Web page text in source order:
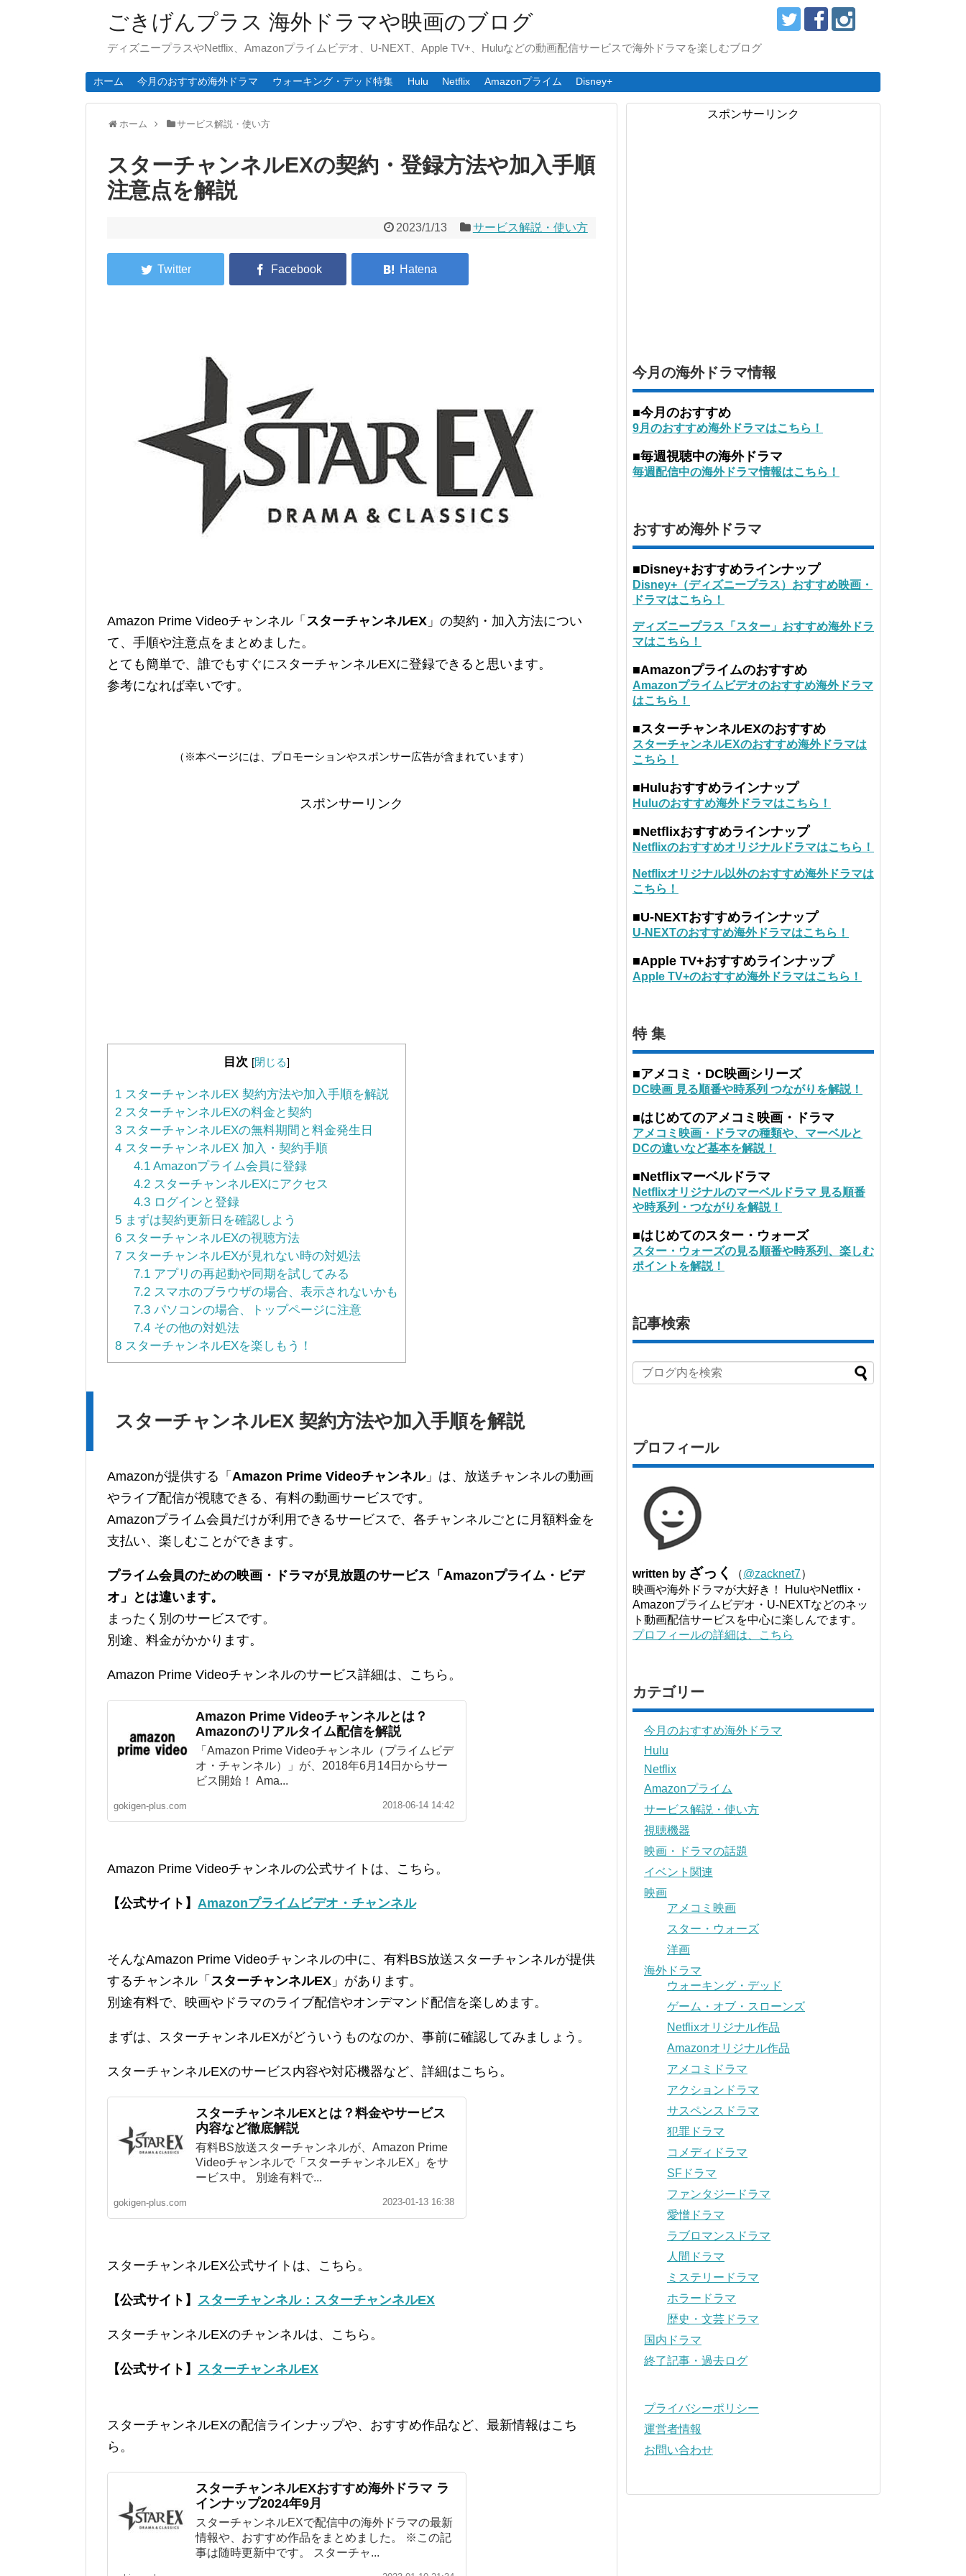
ごきげんプラス 海外ドラマや映画のブログ
ディズニープラスやNetflix、Amazonプライムビデオ、U-NEXT、Apple TV+、Huluなどの動画配信サービスで海外ドラマを楽しむブログ
ホーム 今月のおすすめ海外ドラマ ウォーキング・デッド特集 Hulu Netflix Amazonプライム Disney+
ホーム サービス解説・使い方
スターチャンネルEXの契約・登録方法や加入手順
注意点を解説
2023/1/13 サービス解説・使い方
Amazon Prime Videoチャンネル「 スターチャンネルEX 」の契約・加入方法につい
て、手順や注意点をまとめました。
とても簡単で、誰でもすぐにスターチャンネルEXに登録できると思います。
参考になれば幸いです。
（※本ページには、プロモーションやスポンサー広告が含まれています）
スポンサーリンク
目次 [閉じる]
1 スターチャンネルEX 契約方法や加入手順を解説
2 スターチャンネルEXの料金と契約
3 スターチャンネルEXの無料期間と料金発生日
4 スターチャンネルEX 加入・契約手順
4.1Amazonプライム会員に登録
4.2スターチャンネルEXにアクセス
4.3ログインと登録
5 まずは契約更新日を確認しよう
6 スターチャンネルEXの視聴方法
7 スターチャンネルEXが見れない時の対処法
7.1アプリの再起動や同期を試してみる
7.2スマホのブラウザの場合、表示されないかも
7.3パソコンの場合、トップページに注意
7.4その他の対処法
8 スターチャンネルEXを楽しもう！
スターチャンネルEX 契約方法や加入手順を解説
Amazonが提供する「 Amazon Prime Videoチャンネル」は、放送チャンネルの動画
やライブ配信が視聴できる、有料の動画サービスです。
Amazonプライム会員だけが利用できるサービスで、各チャンネルごとに月額料金を
支払い、楽しむことができます。
プライム会員のための映画・ドラマが見放題のサービス「Amazonプライム・ビデ
オ」とは違います。
まったく別のサービスです。
別途、料金がかかります。
Amazon Prime Videoチャンネルのサービス詳細は、こちら。
Amazon Prime Videoチャンネルとは？
Amazonのリアルタイム配信を解説
「Amazon Prime Videoチャンネル（プライムビデ
オ・チャンネル）」が、2018年6月14日からサー
ビス開始！ Ama...
gokigen-plus.com 2018-06-14 14:42
Amazon Prime Videoチャンネルの公式サイトは、こちら。
【公式サイト】 Amazonプライムビデオ・チャンネル
そんなAmazon Prime Videoチャンネルの中に、有料BS放送スターチャンネルが提供
するチャンネル「 スターチャンネルEX 」があります。
別途有料で、映画やドラマのライブ配信やオンデマンド配信を楽しめます。
まずは、スターチャンネルEXがどういうものなのか、事前に確認してみましょう。
スターチャンネルEXのサービス内容や対応機器など、詳細はこちら。
スターチャンネルEXとは？料金やサービス
内容など徹底解説
有料BS放送スターチャンネルが、Amazon Prime
Videoチャンネルで「スターチャンネルEX」をサ
ービス中。 別途有料で...
gokigen-plus.com 2023-01-13 16:38
スターチャンネルEX公式サイトは、こちら。
【公式サイト】 スターチャンネル：スターチャンネルEX
スターチャンネルEXのチャンネルは、こちら。
【公式サイト】 スターチャンネルEX
スターチャンネルEXの配信ラインナップや、おすすめ作品など、最新情報はこち
ら。
スターチャンネルEXおすすめ海外ドラマ ラ
インナップ2024年9月
スターチャンネルEXで配信中の海外ドラマの最新
情報や、おすすめ作品をまとめました。 ※この記
事は随時更新中です。 スターチャ...
スポンサーリンク
今月の海外ドラマ情報
■今月のおすすめ
9月のおすすめ海外ドラマはこちら！
■毎週視聴中の海外ドラマ
毎週配信中の海外ドラマ情報はこちら！
おすすめ海外ドラマ
■Disney+おすすめラインナップ
Disney+（ディズニープラス）おすすめ映画・
ドラマはこちら！
ディズニープラス「スター」おすすめ海外ドラ
マはこちら！
■Amazonプライムのおすすめ
Amazonプライムビデオのおすすめ海外ドラマ
はこちら！
■スターチャンネルEXのおすすめ
スターチャンネルEXのおすすめ海外ドラマは
こちら！
■Huluおすすめラインナップ
Huluのおすすめ海外ドラマはこちら！
■Netflixおすすめラインナップ
Netflixのおすすめオリジナルドラマはこちら！
Netflixオリジナル以外のおすすめ海外ドラマは
こちら！
■U-NEXTおすすめラインナップ
U-NEXTのおすすめ海外ドラマはこちら！
■Apple TV+おすすめラインナップ
Apple TV+のおすすめ海外ドラマはこちら！
特 集
■アメコミ・DC映画シリーズ
DC映画 見る順番や時系列 つながりを解説！
■はじめてのアメコミ映画・ドラマ
アメコミ映画・ドラマの種類や、マーベルと
DCの違いなど基本を解説！
■Netflixマーベルドラマ
Netflixオリジナルのマーベルドラマ 見る順番
や時系列・つながりを解説！
■はじめてのスター・ウォーズ
スター・ウォーズの見る順番や時系列、楽しむ
ポイントを解説！
記事検索
プロフィール
written by ざっく （@zacknet7）
映画や海外ドラマが大好き！ HuluやNetflix・
Amazonプライムビデオ・U-NEXTなどのネッ
ト動画配信サービスを中心に楽しんでます。
プロフィールの詳細は、こちら
カテゴリー
今月のおすすめ海外ドラマ
Hulu
Netflix
Amazonプライム
サービス解説・使い方
視聴機器
映画・ドラマの話題
イベント関連
映画
アメコミ映画
スター・ウォーズ
洋画
海外ドラマ
ウォーキング・デッド
ゲーム・オブ・スローンズ
Netflixオリジナル作品
Amazonオリジナル作品
アメコミドラマ
アクションドラマ
サスペンスドラマ
犯罪ドラマ
コメディドラマ
SFドラマ
ファンタジードラマ
愛憎ドラマ
ラブロマンスドラマ
人間ドラマ
ミステリードラマ
ホラードラマ
歴史・文芸ドラマ
国内ドラマ
終了記事・過去ログ
プライバシーポリシー
運営者情報
お問い合わせ